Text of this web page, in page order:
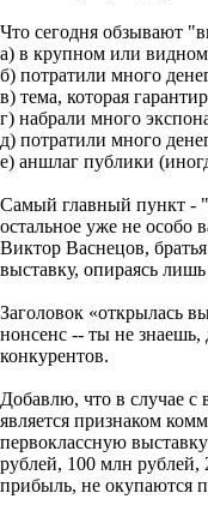
Что сегодня обзывают
а) в крупном или
б) потратили много
в) тема, которая
г) набрали много
д) потратили много
е) аншлаг публики
Самый главный пункт -
остальное уже не особо
Виктор Васнецов,
выставку, опираясь лишь
Заголовок «открылась
нонсенс -- ты не знаешь,
конкурентов.
Добавлю, что в случае с
является признаком
первоклассную
рублей, 100 млн рублей,
прибыль, не окупаются